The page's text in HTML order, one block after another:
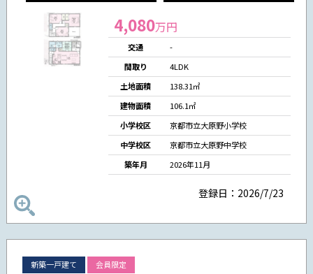
4,080万円
交通
-
間取り
4LDK
土地面積
138.31㎡
建物面積
106.1㎡
小学校区
京都市立大原野小学校
中学校区
京都市立大原野中学校
築年月
2026年11月
登録日：2026/7/23
新築一戸建て 会員限定